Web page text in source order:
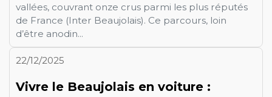
vallées, couvrant onze crus parmi les plus réputés
de France (Inter Beaujolais). Ce parcours, loin
d’être anodin...
22/12/2025
Vivre le Beaujolais en voiture :